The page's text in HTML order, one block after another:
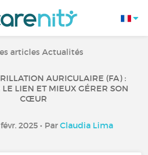
articles Actualités
AURICULAIRE (FA) :
LIEN ET MIEUX GÉRER SON
CŒUR
2025 • Par Claudia Lima